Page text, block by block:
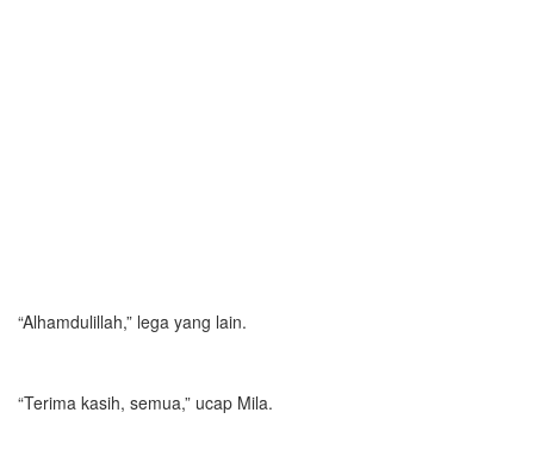
“Alhamdulillah,” lega yang lain.
“Terima kasih, semua,” ucap Mila.